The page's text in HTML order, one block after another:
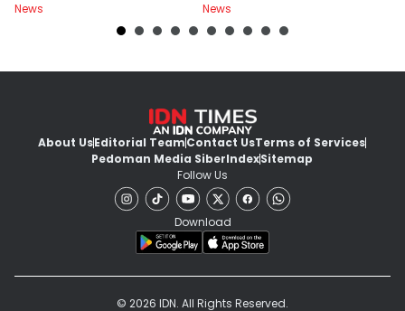
News
News
About UsEditorial TeamContact UsTerms of Services
Pedoman Media SiberIndexSitemap
Follow Us
Download
© 2026 IDN. All Rights Reserved.